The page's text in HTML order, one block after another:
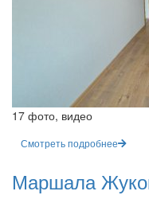
17 фото, видео
Смотреть подробнее
Маршала